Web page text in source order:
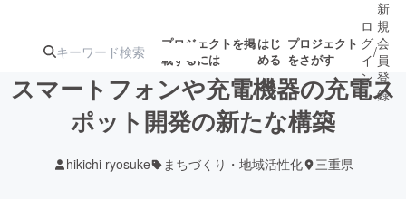
プロジェクトを掲
載するには
はじ
める
プロジェクト
をさがす
ターン
ジェクト
募集終了が近いプ
ロジェクト
もうすぐ公開
されます
ロ
グ
イ
ン
/
新
規
会
員
登
録
スマートフォンや充電機器の充電ス
ポット開発の新たな構築
hikichi ryosuke まちづくり・地域活性化 三重県